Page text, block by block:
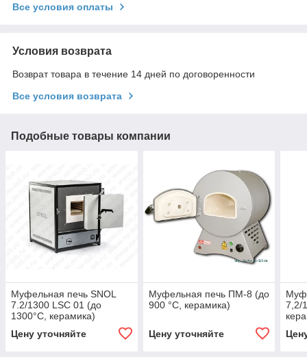
Все условия оплаты
Условия возврата
Возврат товара в течение 14 дней по договоренности
Все условия возврата
Подобные товары компании
Муфельная печь SNOL
7.2/1300 LSC 01 (до
1300°С, керамика)
Цену уточняйте
Муфельная печь ПМ-8 (до
900 °С, керамика)
Цену уточняйте
7,2/